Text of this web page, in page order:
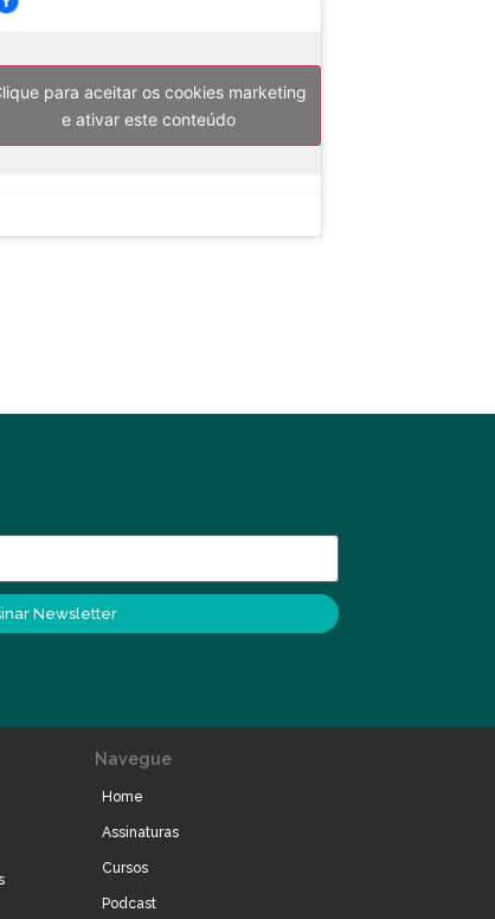
para aceitar os cookies marketing
e ativar este conteúdo
Newsletter
Navegue
Home
Assinaturas
Cursos
Podcast